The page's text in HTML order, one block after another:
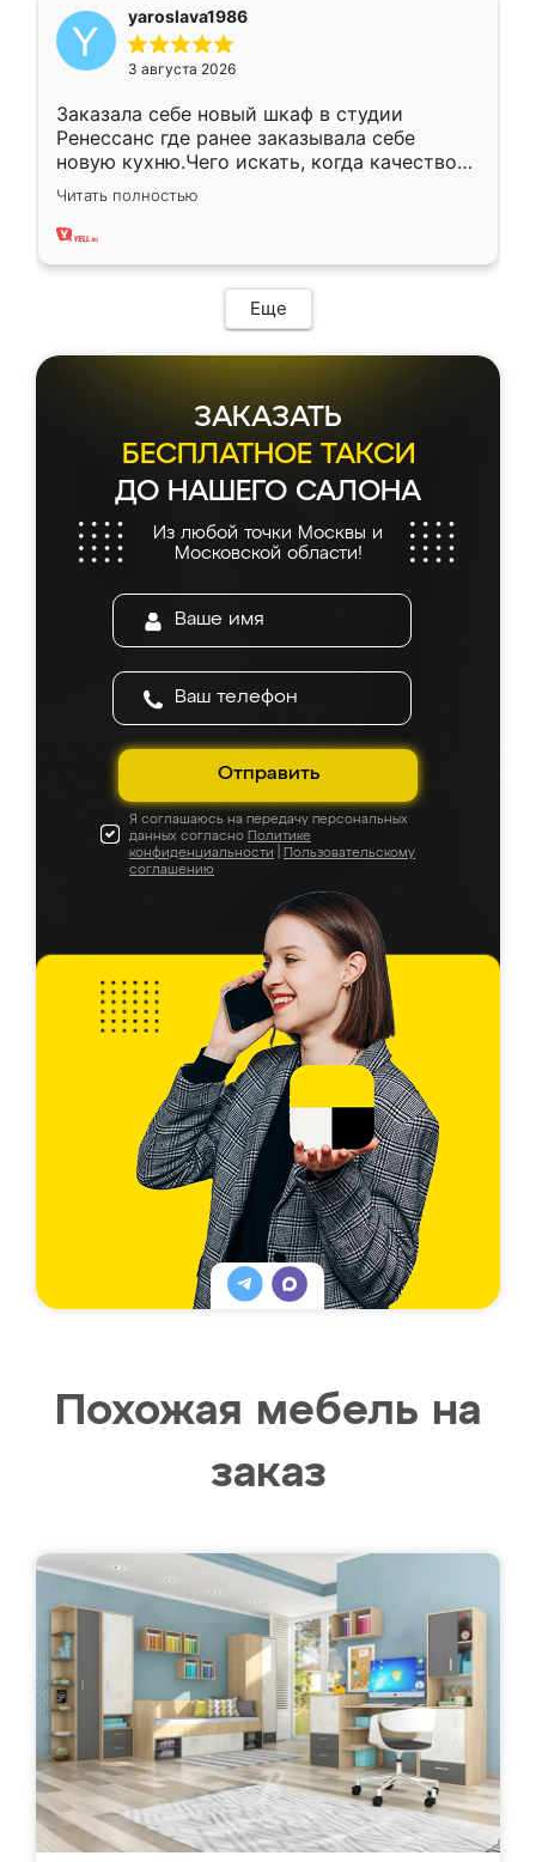
yaroslava1986
3 августа 2026
Заказала себе новый шкаф в студии
Ренессанс где ранее заказывала себе
новую кухню.Чего искать, когда качеством
вполне довольна. Служит кухня уже почти
два года, нареканий нет.
Читать полностью
Еще
ЗАКАЗАТЬ
БЕСПЛАТНОЕ ТАКСИ
ДО НАШЕГО САЛОНА
Из любой точки Москвы и
Московской области!
Отправить
Я соглашаюсь на передачу персональных
данных согласно Политике
конфиденциальности
Пользовательскому
соглашению
Похожая мебель на
заказ